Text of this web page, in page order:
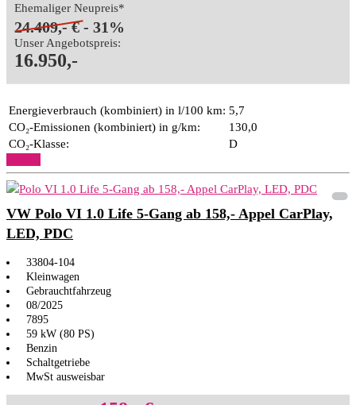
Ehemaliger Neupreis*
24.409,- € - 31%
Unser Angebotspreis:
16.950,-
Energieverbrauch (kombiniert) in l/100 km: 5,7
CO₂-Emissionen (kombiniert) in g/km:
130,0
CO₂-Klasse:
D
VW Polo VI 1.0 Life 5-Gang ab 158,- Appel CarPlay,
LED, PDC
33804-104
Kleinwagen
Gebrauchtfahrzeug
08/2025
7895
59 kW (80 PS)
Benzin
Schaltgetriebe
MwSt ausweisbar